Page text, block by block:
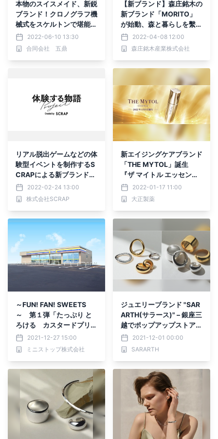
本物のスイスメイド、新鋭
ブランド！クロノグラフ機
械式をスケルトンで堪能で
きる！2022-06-10 13:30
合同会社 五鼎
【新ブランド】森庄銘木の
新ブランド「MORITO」
が始動、森と暮らしを繫ぐ
をコンセプトにインテリア
雑貨やDIY資材を販売
2022-04-08 12:00
森庄銘木産業株式会社
リアル脱出ゲームなどの体
験型イベントを制作するS
CRAPによる新ブランド発
表！ あなた自身が登場人
物となり物語を動かす「体
験する物語project」 202
2022-02-24 13:00
株式会社SCRAP
新エイジングケアブランド
「THE MYTOL」誕生
『ザ マイトル エッセン
ス』新発売
2022-01-17 11:00
大正製薬
～FUN! FAN! SWEETS
～ 第１弾「たっぷり と
ろける カスタードプリ
ン」 第２弾「ホイップま
みれのガトーショコラ」～
ベルギーチョコ使用～ 年
2021-12-27 15:00
ミニストップ株式会社
ジュエリーブランド "SAR
ARTH(サラース)" – 銀座三
越でポップアップストアを
開催2021-12-01 00:00
SARARTH